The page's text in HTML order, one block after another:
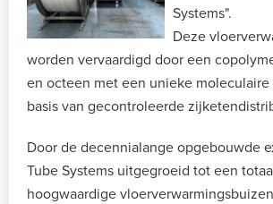
Systems".
Deze
worden vervaardigd door een
en octeen met een unieke moleculaire
basis van gecontroleerde
Door de decennialange opgebouwde
Tube Systems uitgegroeid tot een
hoogwaardige